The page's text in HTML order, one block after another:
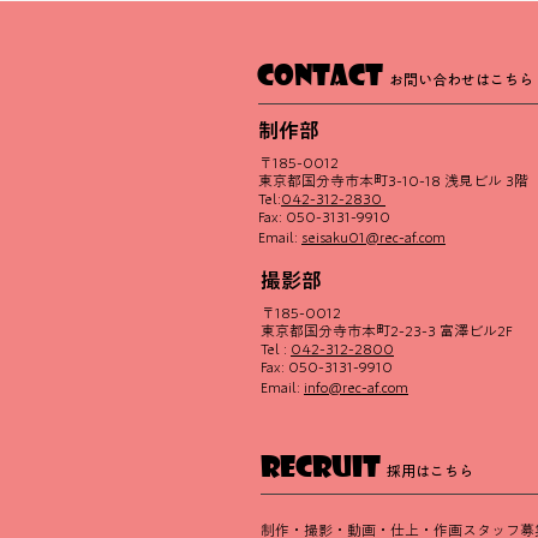
2026年度採用を開始いたし
ました。
CONTACT お問い合わせはこちら
制作部
〒185-0012
東京都国分寺市本町3-10-18 浅見ビル 3階
Tel:042-312-2830
Fax: 050-3131-9910​
Email: seisaku01@rec-af.com
撮影部
〒185-0012
東京都国分寺市本町2-23-3 富澤ビル2F
Tel : 042-312-2800
Fax: 050-3131-9910​
Email: info@rec-af.com
RECRUIT 採用はこちら
制作・撮影・動画・仕上・作画スタッフ